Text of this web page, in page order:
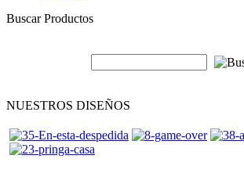
Buscar Productos
NUESTROS DISEÑOS